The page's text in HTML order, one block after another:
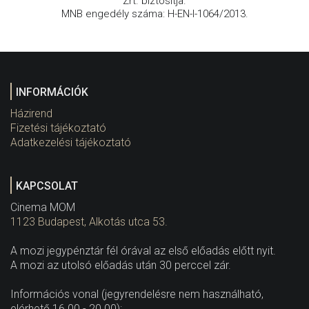
MNB engedély száma: H-EN-I-1064/2013.
INFORMÁCIÓK
Házirend
Fizetési tájékoztató
Adatkezelési tájékoztató
KAPCSOLAT
Cinema MOM
1123 Budapest, Alkotás utca 53.
A mozi jegypénztár fél órával az első előadás előtt nyit.
A mozi az utolsó előadás után 30 perccel zár.
Információs vonal (jegyrendelésre nem használható,